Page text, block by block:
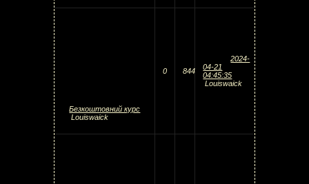
Безкоштовний курс
Louiswaick
0 844
2024-
04-21
04:45:35
Louiswaick